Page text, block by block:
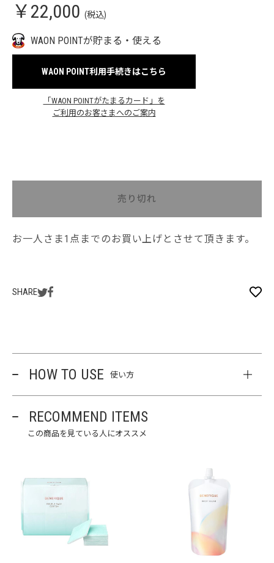
￥22,000 (税込)
WAON POINTが貯まる・使える
WAON POINT利用手続きはこちら
「WAON POINTがたまるカード」を
ご利用のお客さまへのご案内
売り切れ
お一人さま1点までのお買い上げとさせて頂きます。
SHARE
HOW TO USE 使い方
RECOMMEND ITEMS
この商品を見ている人にオススメ